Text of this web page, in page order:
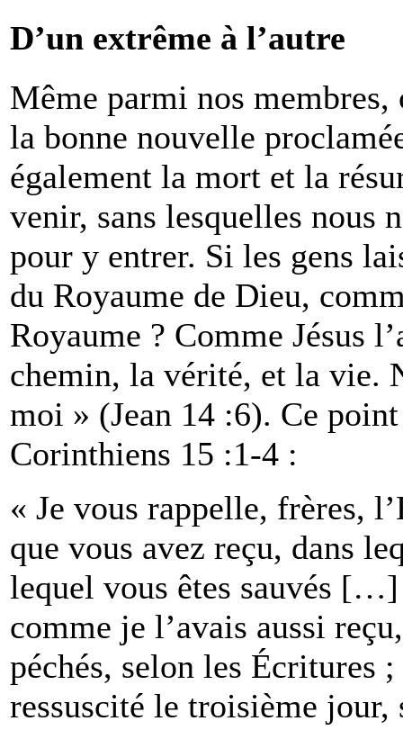
D’un extrême à l’autre
Même parmi nos membres,
la bonne nouvelle
également la mort et la
venir, sans lesquelles nous
pour y entrer. Si les gens
du Royaume de Dieu,
Royaume ? Comme Jésus
chemin, la vérité, et la vie.
moi » (Jean 14 :6). Ce
Corinthiens 15 :1-4 :
« Je vous rappelle, frères,
que vous avez reçu, dans
lequel vous êtes sauvés
comme je l’avais aussi
péchés, selon les Écritures
ressuscité le troisième